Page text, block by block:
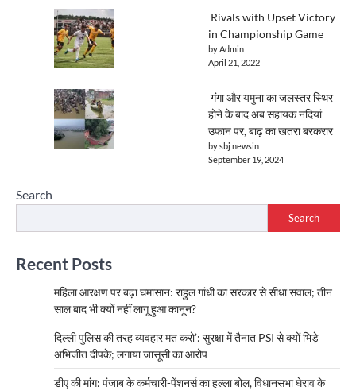
Rivals with Upset Victory
in Championship Game
by Admin
April 21, 2022
गंगा और यमुना का जलस्तर स्थिर
होने के बाद अब सहायक नदियां
उफान पर, बाढ़ का खतरा बरकरार
by sbj newsin
September 19, 2024
Search
Search
Recent Posts
महिला आरक्षण पर बढ़ा घमासान: राहुल गांधी का सरकार से सीधा सवाल; तीन
साल बाद भी क्यों नहीं लागू हुआ कानून?
दिल्ली पुलिस की तरह व्यवहार मत करो’: सुरक्षा में तैनात PSI से क्यों भिड़े
अभिजीत दीपके; लगाया जासूसी का आरोप
डीए की मांग: पंजाब के कर्मचारी-पेंशनर्स का हल्ला बोल, विधानसभा घेराव के